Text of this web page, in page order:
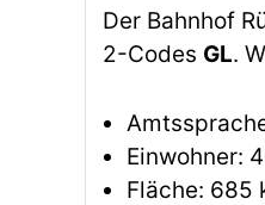
Der Bahnhof
2-Codes GL.
Einwohner:
Fläche: 685